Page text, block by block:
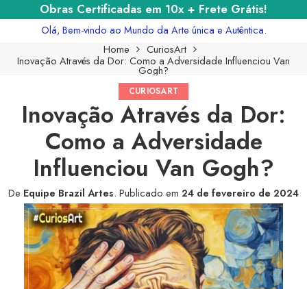
Obras Certificadas em 10x + Frete Grátis!
Olá, Bem-vindo ao Mundo da Arte única e Autêntica.
Home
CuriosArt
Inovação Através da Dor: Como a Adversidade Influenciou Van
Gogh?
CURIOSART
Inovação Através da Dor:
Como a Adversidade
Influenciou Van Gogh?
De Equipe Brazil Artes. Publicado em 24 de fevereiro de 2024